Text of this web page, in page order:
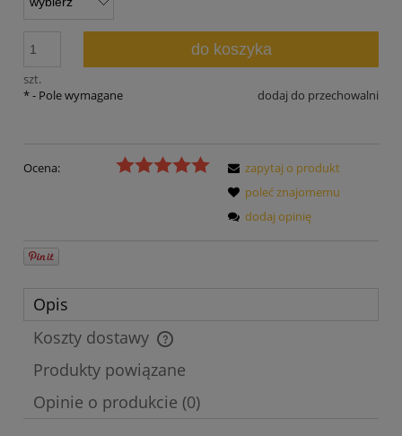
szt.
do koszyka
dodaj do przechowalni
*- Pole wymagane
Ocena:
zapytaj o produkt
poleć znajomemu
dodaj opinię
Opis
Koszty dostawy
Cena nie zawiera ewentualnych kosztów płatności
Produkty powiązane
Opinie o produkcie (0)